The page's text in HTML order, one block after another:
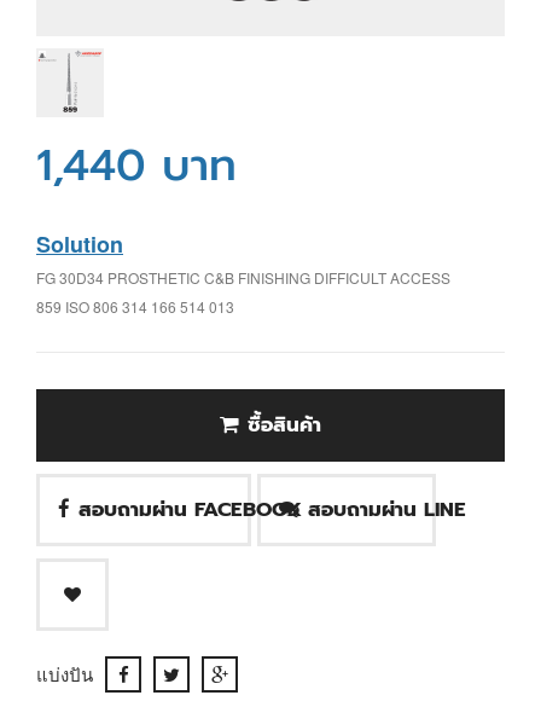
1,440 บาท
Solution
FG 30D34 PROSTHETIC C&B FINISHING DIFFICULT ACCESS
859 ISO 806 314 166 514 013
ซื้อสินค้า
สอบถามผ่าน FACEBOOK สอบถามผ่าน LINE
แบ่งปัน